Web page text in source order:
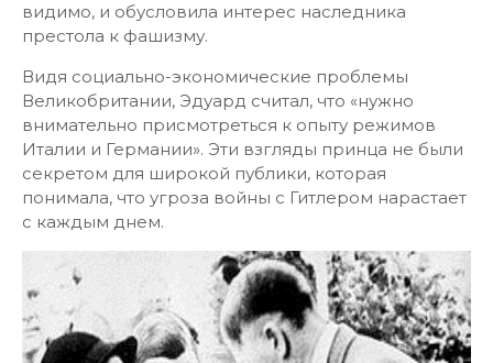
видимо, и обусловила интерес наследника
престола к фашизму.
Видя социально-экономические проблемы
Великобритании, Эдуард считал, что «нужно
внимательно присмотреться к опыту режимов
Италии и Германии». Эти взгляды принца не были
секретом для широкой публики, которая
понимала, что угроза войны с Гитлером нарастает
с каждым днем.